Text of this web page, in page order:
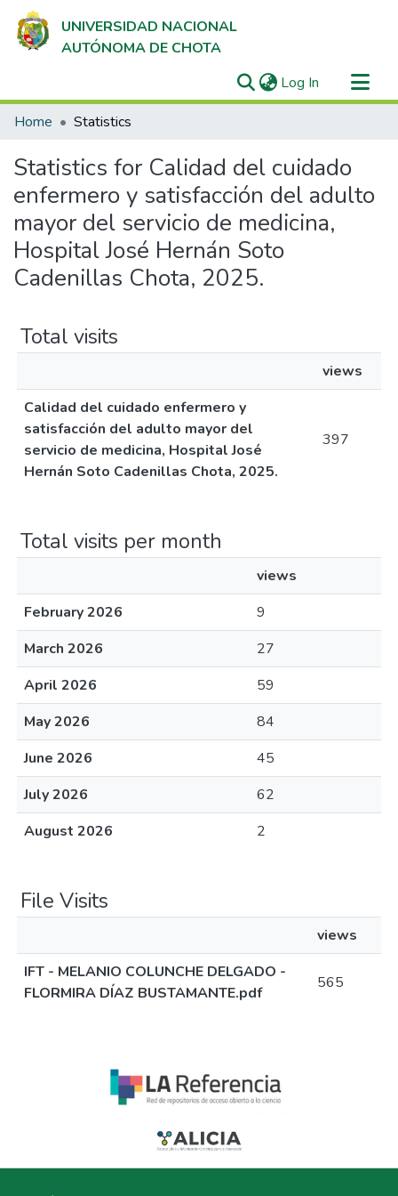
UNIVERSIDAD NACIONAL
AUTÓNOMA DE CHOTA
Log In (current)
Communities & Collections
Home Statistics
Statistics for Calidad del cuidado
enfermero y satisfacción del adulto
mayor del servicio de medicina,
Hospital José Hernán Soto
Cadenillas Chota, 2025.
Total visits
views
Calidad del cuidado enfermero y
satisfacción del adulto mayor del
servicio de medicina, Hospital José
Hernán Soto Cadenillas Chota, 2025.
397
Total visits per month
views
February 2026
9
March 2026
27
April 2026
59
May 2026
84
June 2026
45
July 2026
62
August 2026
2
File Visits
views
IFT - MELANIO COLUNCHE DELGADO -
FLORMIRA DÍAZ BUSTAMANTE.pdf
565